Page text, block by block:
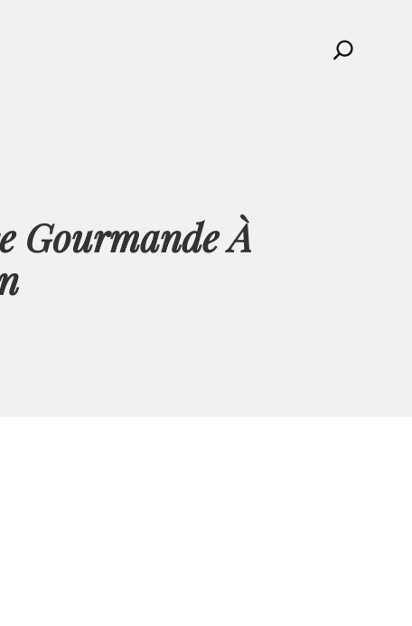
Search
Gourmande À